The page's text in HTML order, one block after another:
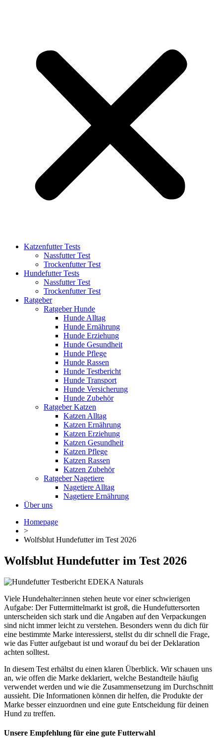
Katzenfutter Tests
Nassfutter Test
Trockenfutter Test
Hundefutter Tests
Nassfutter Test
Trockenfutter Test
Ratgeber
Ratgeber Hunde
Hunde Alltag
Hunde Ernährung
Hunde Erziehung
Hunde Gesundheit
Hunde Pflege
Hunde Rassen
Hunde Testbericht
Hunde Transport
Hunde Versicherung
Hunde Zubehör
Ratgeber Katzen
Katzen Alltag
Katzen Ernährung
Katzen Erziehung
Katzen Gesundheit
Katzen Pflege
Katzen Rassen
Katzen Zubehör
Ratgeber Nagetiere
Nagetiere Alltag
Nagetiere Ernährung
Über uns
Homepage
>
Wolfsblut Hundefutter im Test 2026
Wolfsblut Hundefutter im Test 2026
Viele Hundehalter:innen stehen heute vor einer schwierigen
Aufgabe: Der Futtermittelmarkt ist groß, die Hundefuttersorten
unterscheiden sich stark und die Angaben auf den Verpackungen
sind nicht immer leicht zu verstehen. Besonders wenn du dich für
eine bestimmte Marke interessierst, stellst du dir schnell die Frage,
wie das Futter aufgebaut ist und worauf du bei der Deklaration
achten solltest.
In diesem Test erhältst du einen klaren Überblick. Wir schauen uns
an, wie offen die Marke deklariert, welche Bestandteile häufig
verwendet werden und wie die Zusammensetzung im Durchschnitt
aussieht. Die Informationen können dir helfen, die Produkte der
Marke besser einzuordnen und eine gute Entscheidung für deinen
Hund zu treffen.
Unsere Empfehlung für eine gute Futterwahl